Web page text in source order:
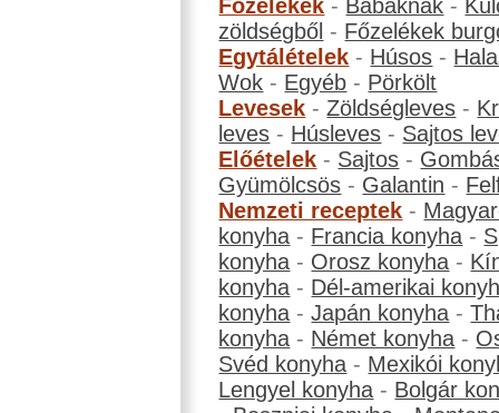
Főzelékek - Babáknak -
zöldségből - Főzelékek
Egytálételek - Húsos -
Wok - Egyéb - Pörkölt
Levesek -Zöldségleves -
leves - Húsleves - Sajtos
Előételek - Sajtos -
Gyümölcsös - Galantin -
Nemzeti receptek -
konyha - Francia konyha -
konyha - Orosz konyha -
konyha - Dél-amerikai
konyha -Japán konyha -
konyha - Német konyha -
Svéd konyha - Mexikói
Lengyel konyha - Bolgár